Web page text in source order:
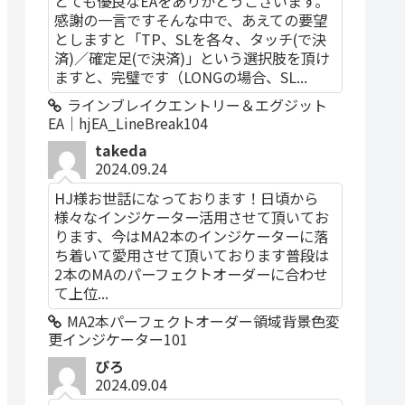
感謝の一言ですそんな中で、あえての要望
としますと「TP、SLを各々、タッチ(で決
済)／確定足(で決済)」という選択肢を頂け
ますと、完璧です（LONGの場合、SL...
ラインブレイクエントリー＆エグジット
EA｜hjEA_LineBreak104
takeda
2024.09.24
HJ様お世話になっております！日頃から
様々なインジケーター活用させて頂いてお
ります、今はMA2本のインジケーターに落
ち着いて愛用させて頂いております普段は
2本のMAのパーフェクトオーダーに合わせ
て上位...
MA2本パーフェクトオーダー領域背景色変
更インジケーター101
ぴろ
2024.09.04